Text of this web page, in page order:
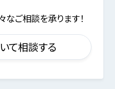
なご相談を承ります！
て相談する